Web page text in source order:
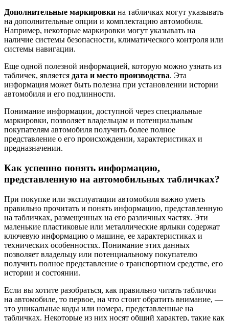
Дополнительные маркировки на табличках могут указывать
на дополнительные опции и комплектацию автомобиля.
Например, некоторые маркировки могут указывать на
наличие системы безопасности, климатического контроля или
системы навигации.
Еще одной полезной информацией, которую можно узнать из
табличек, является дата и место производства. Эта
информация может быть полезна при установлении истории
автомобиля и его подлинности.
Понимание информации, доступной через специальные
маркировки, позволяет владельцам и потенциальным
покупателям автомобиля получить более полное
представление о его происхождении, характеристиках и
предназначении.
Как успешно понять информацию,
представленную на автомобильных табличках?
При покупке или эксплуатации автомобиля важно уметь
правильно прочитать и понять информацию, представленную
на табличках, размещенных на его различных частях. Эти
маленькие пластиковые или металлические ярлыки содержат
ключевую информацию о машине, ее характеристиках и
технических особенностях. Понимание этих данных
позволяет владельцу или потенциальному покупателю
получить полное представление о транспортном средстве, его
истории и состоянии.
Если вы хотите разобраться, как правильно читать таблички
на автомобиле, то первое, на что стоит обратить внимание, —
это уникальные коды или номера, представленные на
табличках. Некоторые из них носят общий характер, такие как